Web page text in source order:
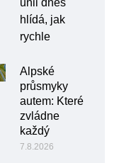
unii dnes
hlídá, jak
rychle
Alpské
průsmyky
autem: Které
zvládne
každý
7.8.2026